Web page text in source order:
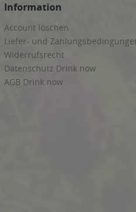
Information
Account löschen
Liefer- und
Widerrufsrecht
Datenschutz Drink now
AGB Drink now